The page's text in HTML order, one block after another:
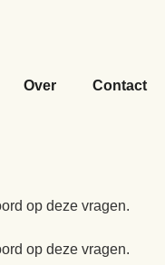
Over Contact
op deze vragen.
op deze vragen.